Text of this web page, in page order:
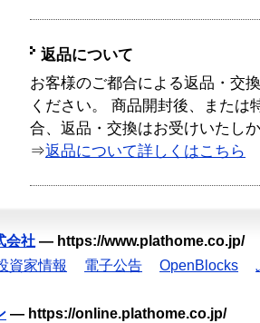
返品について
お客様のご都合による返品・交
ください。 商品開封後、または
合、返品・交換はお受けいたし
⇒返品について詳しくはこちら
会社 — https://www.plathome.co.jp/
資家情報 電子公告 OpenBlocks
— https://online.plathome.co.jp/